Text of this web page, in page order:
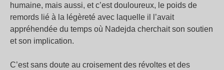
humaine, mais aussi, et c’est douloureux, le poids de
remords lié à la légèreté avec laquelle il l’avait
appréhendée du temps où Nadejda cherchait son soutien
et son implication.
C’est sans doute au croisement des révoltes et des